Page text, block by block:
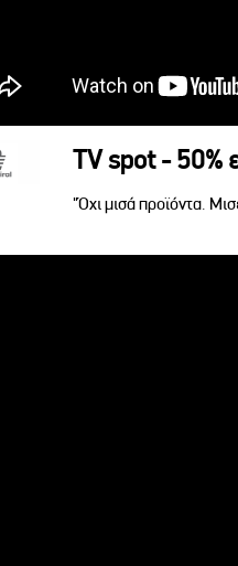
TV spot - 50%
"Όχι μισά προϊόντα.